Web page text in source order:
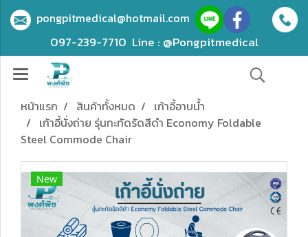
pongpitmedical@hotmail.com
097-239-7710 Line : @Pongpitmedical
หน้าแรก สินค้าทั้งหมด
เก้าอี้อาบน้ำ
เก้าอี้นั่งถ่าย รุ่นกะทัดรัดสีดำ Economy Foldable
Steel Commode Chair
New